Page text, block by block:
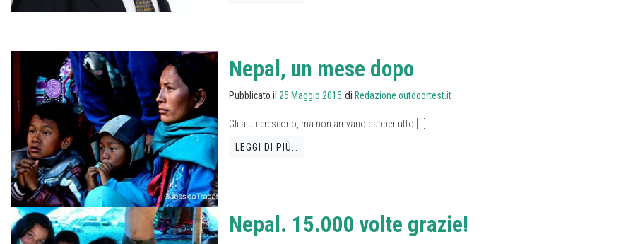
Nepal, un mese dopo
Pubblicato il 25 Maggio 2015 di Redazione outdoortest.it
Gli aiuti crescono, ma non arrivano dappertutto […]
LEGGI DI PIÙ…
Nepal. 15.000 volte grazie!